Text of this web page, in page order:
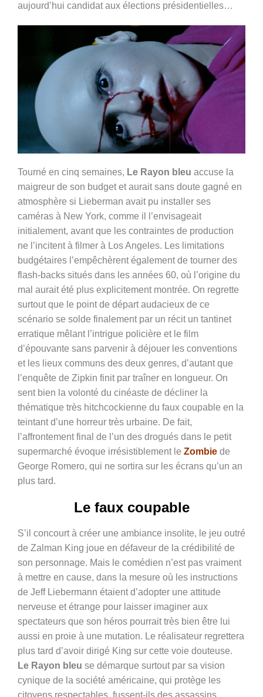
aujourd’hui candidat aux élections présidentielles…
Tourné en cinq semaines, Le Rayon bleu accuse la
maigreur de son budget et aurait sans doute gagné en
atmosphère si Lieberman avait pu installer ses
caméras à New York, comme il l’envisageait
initialement, avant que les contraintes de production
ne l’incitent à filmer à Los Angeles. Les limitations
budgétaires l’empêchèrent également de tourner des
flash-backs situés dans les années 60, où l’origine du
mal aurait été plus explicitement montrée. On regrette
surtout que le point de départ audacieux de ce
scénario se solde finalement par un récit un tantinet
erratique mêlant l’intrigue policière et le film
d’épouvante sans parvenir à déjouer les conventions
et les lieux communs des deux genres, d’autant que
l’enquête de Zipkin finit par traîner en longueur. On
sent bien la volonté du cinéaste de décliner la
thématique très hitchcockienne du faux coupable en la
teintant d’une horreur très urbaine. De fait,
l’affrontement final de l’un des drogués dans le petit
supermarché évoque irrésistiblement le Zombie de
George Romero, qui ne sortira sur les écrans qu’un an
plus tard.
Le faux coupable
S’il concourt à créer une ambiance insolite, le jeu outré
de Zalman King joue en défaveur de la crédibilité de
son personnage. Mais le comédien n’est pas vraiment
à mettre en cause, dans la mesure où les instructions
de Jeff Liebermann étaient d’adopter une attitude
nerveuse et étrange pour laisser imaginer aux
spectateurs que son héros pourrait très bien être lui
aussi en proie à une mutation. Le réalisateur regrettera
plus tard d’avoir dirigé King sur cette voie douteuse.
Le Rayon bleu se démarque surtout par sa vision
cynique de la société américaine, qui protège les